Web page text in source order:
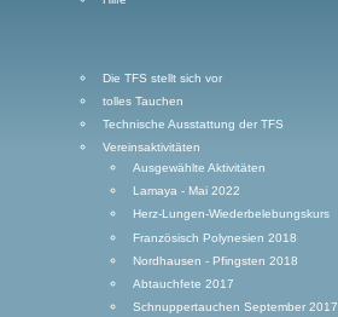
Die TFS stellt sich vor
tolles Tauchen
Technische Ausstattung der TFS
Vereinsaktivitäten
Ausgewählte Aktivitäten
Lamaya - Mai 2022
Herz-Lungen-Wiederbelebungskurs
Französisch Polynesien 2018
Nordhausen - Pfingsten 2018
Abtauchfete 2017
Schnuppertauchen September 2017